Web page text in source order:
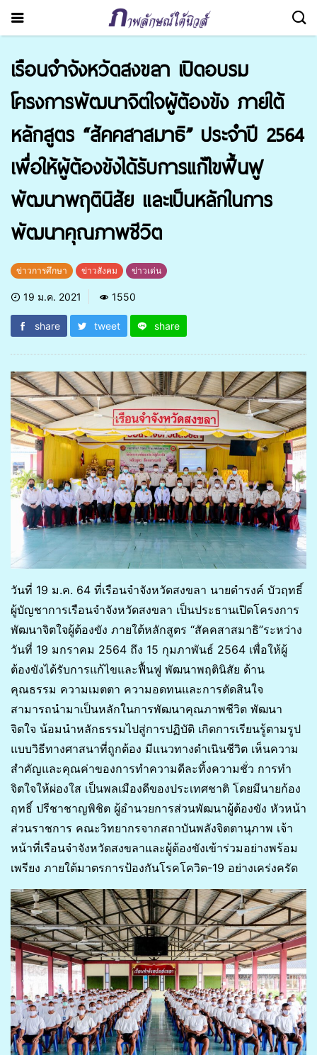
เรือนจำจังหวัดสงขลา เปิดอบรม
โครงการพัฒนาจิตใจผู้ต้องขัง ภายใต้
หลักสูตร “สัคคสาสมาธิ” ประจำปี 2564
เพื่อให้ผู้ต้องขังได้รับการแก้ไขฟื้นฟู
พัฒนาพฤตินิสัย และเป็นหลักในการ
พัฒนาคุณภาพชีวิต
ข่าวการศึกษา ข่าวสังคม ข่าวเด่น
19 ม.ค. 2021 1550
share tweet share
วันที่ 19 ม.ค. 64 ที่เรือนจำจังหวัดสงขลา นายดำรงค์ บัวฤทธิ์
ผู้บัญชาการเรือนจำจังหวัดสงขลา เป็นประธานเปิดโครงการ
พัฒนาจิตใจผู้ต้องขัง ภายใต้หลักสูตร “สัคคสาสมาธิ”ระหว่าง
วันที่ 19 มกราคม 2564 ถึง 15 กุมภาพันธ์ 2564 เพื่อให้ผู้
ต้องขังได้รับการแก้ไขและฟื้นฟู พัฒนาพฤตินิสัย ด้าน
คุณธรรม ความเมตตา ความอดทนและการตัดสินใจ
สามารถนำมาเป็นหลักในการพัฒนาคุณภาพชีวิต พัฒนา
จิตใจ น้อมนำหลักธรรมไปสู่การปฏิบัติ เกิดการเรียนรู้ตามรูป
แบบวิธีทางศาสนาที่ถูกต้อง มีแนวทางดำเนินชีวิต เห็นความ
สำคัญและคุณค่าของการทำความดีละทิ้งความชั่ว การทำ
จิตใจให้ผ่องใส เป็นพลเมืองดีของประเทศชาติ โดยมีนายก้อง
ฤทธิ์ ปรีชาชาญพิชิต ผู้อำนวยการส่วนพัฒนาผู้ต้องขัง หัวหน้า
ส่วนราชการ คณะวิทยากรจากสถาบันพลังจิตตานุภาพ เจ้า
หน้าที่เรือนจำจังหวัดสงขลาและผู้ต้องขังเข้าร่วมอย่างพร้อม
เพรียง ภายใต้มาตรการป้องกันโรคโควิด-19 อย่างเคร่งครัด